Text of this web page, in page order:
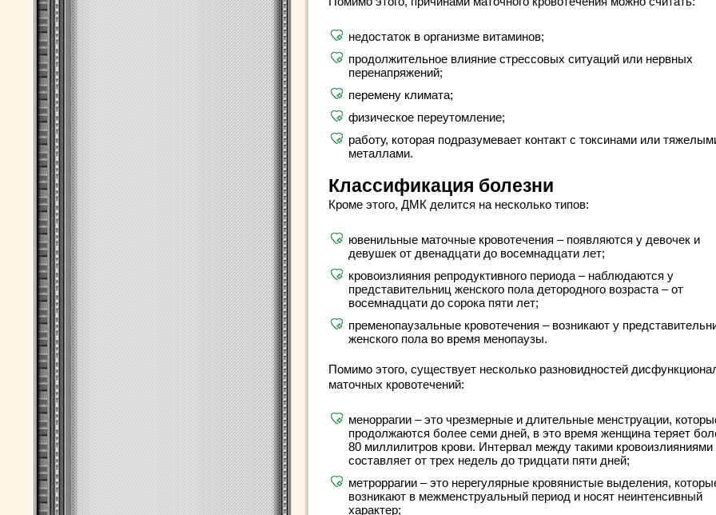
недостаток в организме витаминов;
продолжительное влияние стрессовых ситуаций или нервных
перенапряжений;
перемену климата;
физическое переутомление;
работу, которая подразумевает контакт с токсинами или
металлами.
Классификация болезни
Кроме этого, ДМК делится на несколько типов:
ювенильные маточные кровотечения – появляются у девочек и
девушек от двенадцати до восемнадцати лет;
кровоизлияния репродуктивного периода – наблюдаются у
представительниц женского пола детородного возраста – от
восемнадцати до сорока пяти лет;
пременопаузальные кровотечения – возникают у
женского пола во время менопаузы.
Помимо этого, существует несколько разновидностей
маточных кровотечений:
меноррагии – это чрезмерные и длительные менструации,
продолжаются более семи дней, в это время женщина теряет
80 миллилитров крови. Интервал между такими кровоизлияниями
составляет от трех недель до тридцати пяти дней;
метроррагии – это нерегулярные кровянистые выделения,
возникают в межменструальный период и носят неинтенсивный
характер;